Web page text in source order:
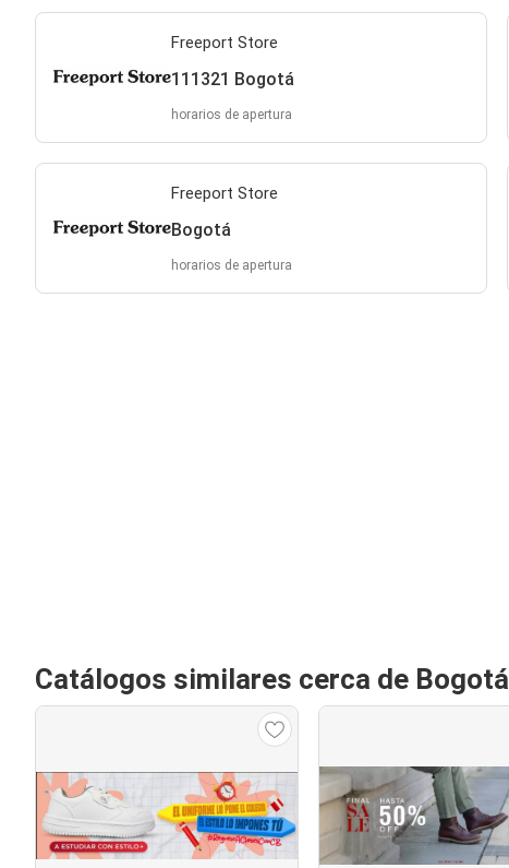
Freeport Store
111321 Bogotá
horarios de apertura
Freeport Store
Bogotá
horarios de apertura
Catálogos similares cerca de Bogotá